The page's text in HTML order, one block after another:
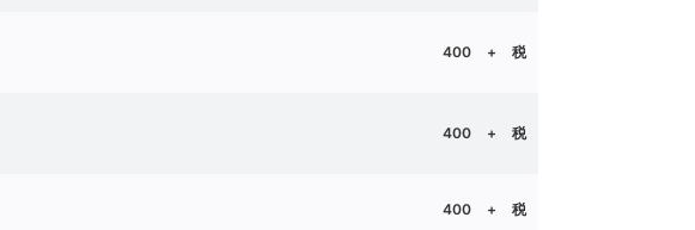
400 + 税
400 + 税
400 + 税